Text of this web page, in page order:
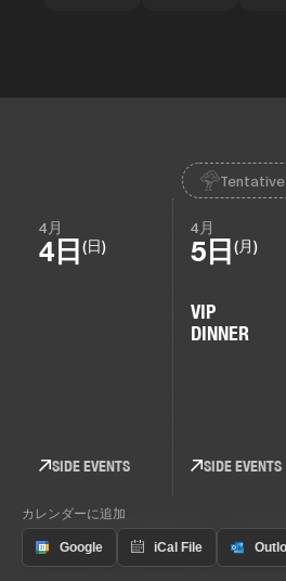
Tentative
4月
4日 (日)
SIDE EVENTS
4月
5日 (月)
VIP
DINNER
SIDE EVENTS
カレンダーに追加